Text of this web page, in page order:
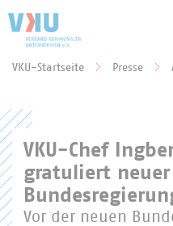
VKU-Startseite Presse
VKU-Chef
gratuliert neuer
Vor der neuen